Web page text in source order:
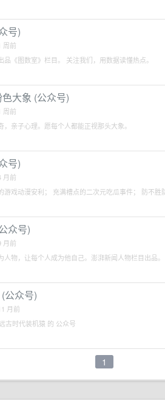
号)
周前
品《图数室》栏目。 关注我们，用数据读懂热点。
大象 (公众号)
周前
，亲子心理。愿每个人都能正视那头大象。
号)
月前
游戏动漫安利； 充满槽点的二次元吃瓜事件； 防不
众号)
月前
人物，让每个人成为他自己。澎湃新闻人物栏目出品。
公众号)
月前
古时代装机猿 的 公众号
1